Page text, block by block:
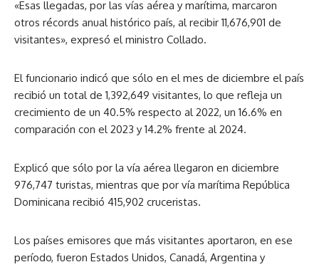
«Esas llegadas, por las vías aérea y marítima, marcaron
otros récords anual histórico país, al recibir 11,676,901 de
visitantes», expresó el ministro Collado.
El funcionario indicó que sólo en el mes de diciembre el país
recibió un total de 1,392,649 visitantes, lo que refleja un
crecimiento de un 40.5% respecto al 2022, un 16.6% en
comparación con el 2023 y 14.2% frente al 2024.
Explicó que sólo por la vía aérea llegaron en diciembre
976,747 turistas, mientras que por vía marítima República
Dominicana recibió 415,902 cruceristas.
Los países emisores que más visitantes aportaron, en ese
período, fueron Estados Unidos, Canadá, Argentina y